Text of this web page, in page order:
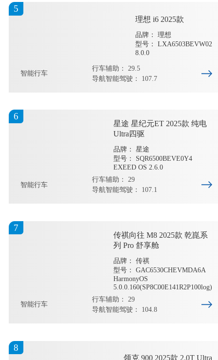
5
理想 i6 2025款
品牌： 理想
型号： LXA6503BEVW02
8.0.0
智能行车
行车辅助： 29.5
导航智能驾驶： 107.7
6
星途 星纪元ET 2025款 纯电
Ultra四驱
品牌： 星途
型号： SQR6500BEVE0Y4
EXEED OS 2.6.0
智能行车
行车辅助： 29
导航智能驾驶： 107.1
7
传祺向往 M8 2025款 乾崑系
列 Pro 舒享舱
品牌： 传祺
型号： GAC6530CHEVMDA6A
HarmonyOS
5.0.0.160(SP8C00E141R2P100log)
智能行车
行车辅助： 29
导航智能驾驶： 104.8
8
领克 900 2025款 2.0T Ultra